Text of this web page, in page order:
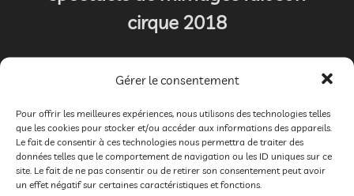
Gérer le consentement
Pour offrir les meilleures expériences, nous utilisons des technologies telles
que les cookies pour stocker et/ou accéder aux informations des appareils.
Le fait de consentir à ces technologies nous permettra de traiter des
données telles que le comportement de navigation ou les ID uniques sur ce
site. Le fait de ne pas consentir ou de retirer son consentement peut avoir
un effet négatif sur certaines caractéristiques et fonctions.
cirque 2018
parBruno DROGUE 2018,Galeries,Mimages 2018
26 mars 2018
Les commentaires sont
désactivés.
spectacle de jonglerie, d’humour et de clown
Photographies : Idelette Drogue-Chazalet